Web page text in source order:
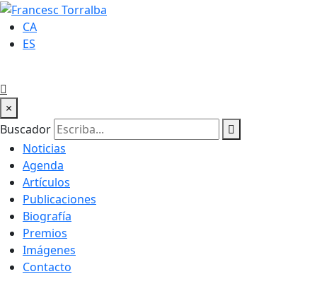
CA
ES
×
Buscador
Noticias
Agenda
Artículos
Publicaciones
Biografía
Premios
Imágenes
Contacto